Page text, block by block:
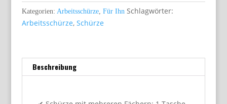
Kategorien: Arbeitsschürze, Für Ihn Schlagwörter:
Arbeitsschürze, Schürze
Beschreibung